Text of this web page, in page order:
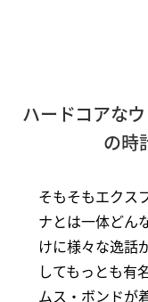
ハードコアな
の時
そもそもエクス
ナとは一体どん
けに様々な逸話
してもっとも有
ムス・ボンドが